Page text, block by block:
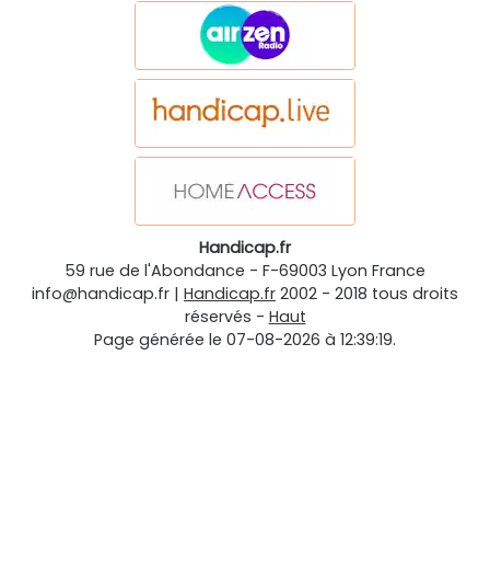
Handicap.fr
59 rue de l'Abondance - F-69003 Lyon France
info@handicap.fr | Handicap.fr 2002 - 2018 tous droits
réservés - Haut
Page générée le 07-08-2026 à 12:39:19.